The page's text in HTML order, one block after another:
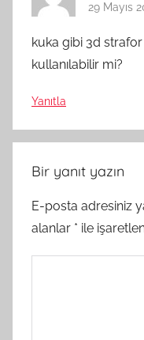
29 Mayıs
kuka gibi 3d strafor
kullanılabilir mi?
Yanıtla
Bir yanıt yazın
E-posta adresiniz
alanlar * ile